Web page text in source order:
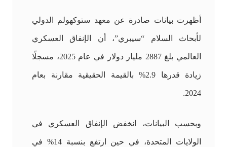
أظهرت بيانات صادرة عن معهد ستوكهولم الدولي
لأبحاث السلام “سيبري”، أن الإنفاق العسكري
العالمي بلغ 2887 مليار دولار في عام 2025، مسجلًا
زيادة قدرها 2.9% بالقيمة الحقيقية مقارنة بعام
2024.
وبحسب البيانات، انخفض الإنفاق العسكري في
الولايات المتحدة، في حين ارتفع بنسبة 14% في